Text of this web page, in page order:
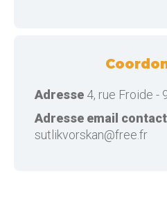
Adresse 4, rue Froide -
Adresse email contact
sutlikvorskan@free.fr